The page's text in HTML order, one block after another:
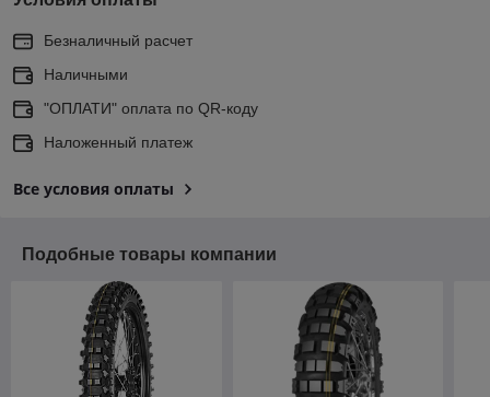
Безналичный расчет
Наличными
"ОПЛАТИ" оплата по QR-коду
Наложенный платеж
Все условия оплаты
Подобные товары компании